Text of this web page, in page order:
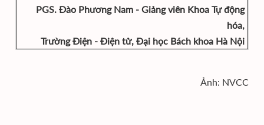
PGS. Đào Phương Nam - Giảng viên Khoa Tự động
hóa,
Trường Điện - Điện tử, Đại học Bách khoa Hà Nội
Ảnh: NVCC